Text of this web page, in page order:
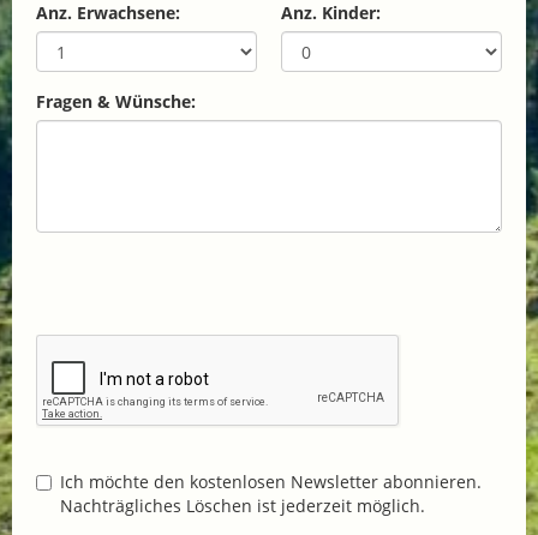
Anz. Erwachsene: Anz. Kinder:
Fragen & Wünsche:
Ich möchte den kostenlosen Newsletter abonnieren.
Nachträgliches Löschen ist jederzeit möglich.